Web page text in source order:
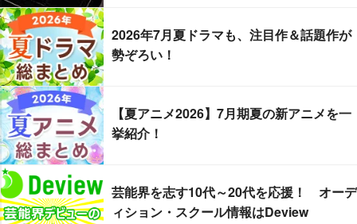
2026年7月夏ドラマも、注目作＆話題作が
勢ぞろい！
【夏アニメ2026】7月期夏の新アニメを一
挙紹介！
芸能界を志す10代～20代を応援！ オーデ
ィション・スクール情報はDeview